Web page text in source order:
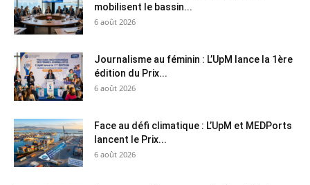
mobilisent le bassin...
6 août 2026
Journalisme au féminin : L’UpM lance la 1ère
édition du Prix...
6 août 2026
Face au défi climatique : L’UpM et MEDPorts
lancent le Prix...
6 août 2026